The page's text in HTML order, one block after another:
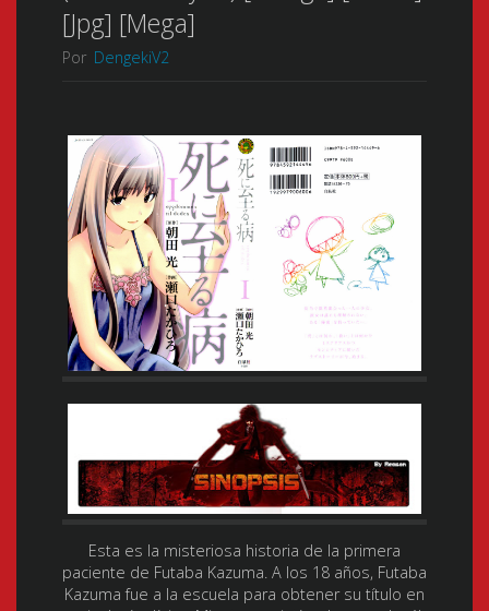
[Jpg] [Mega]
Por DengekiV2
Esta es la misteriosa historia de la primera
paciente de Futaba Kazuma. A los 18 años, Futaba
Kazuma fue a la escuela para obtener su título en